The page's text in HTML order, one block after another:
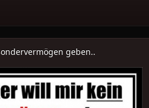
geben..